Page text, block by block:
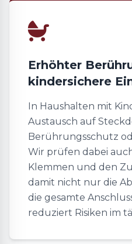
Erhöhter
kindersichere
In Haushalten mit
Austausch auf
Berührungsschutz
Wir prüfen dabei
Klemmen und den
damit nicht nur die
die gesamte
reduziert Risiken im